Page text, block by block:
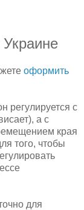
оформить
регулируется с
а с
края
того, чтобы
для